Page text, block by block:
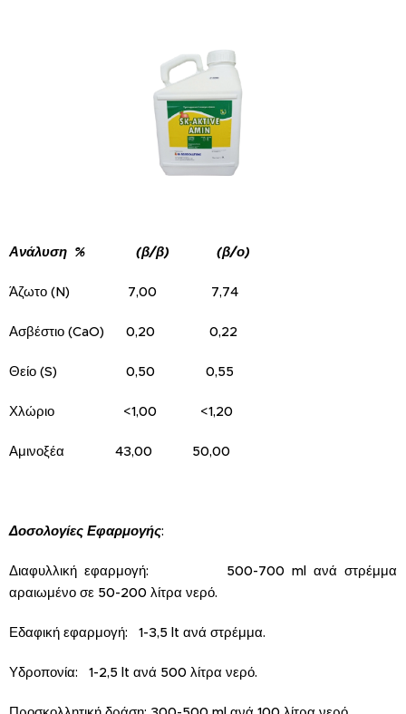
Ανάλυση % (β/β) (β/ο)
Άζωτο (N) 7,00 7,74
Ασβέστιο (CaO) 0,20 0,22
Θείο (S) 0,50 0,55
Χλώριο <1,00 <1,20
Αμινοξέα 43,00 50,00
Δοσολογίες Εφαρμογής:
Διαφυλλική εφαρμογή: 500-700 ml ανά στρέμμα
αραιωμένο σε 50-200 λίτρα νερό.
Εδαφική εφαρμογή: 1-3,5 lt ανά στρέμμα.
Υδροπονία: 1-2,5 lt ανά 500 λίτρα νερό.